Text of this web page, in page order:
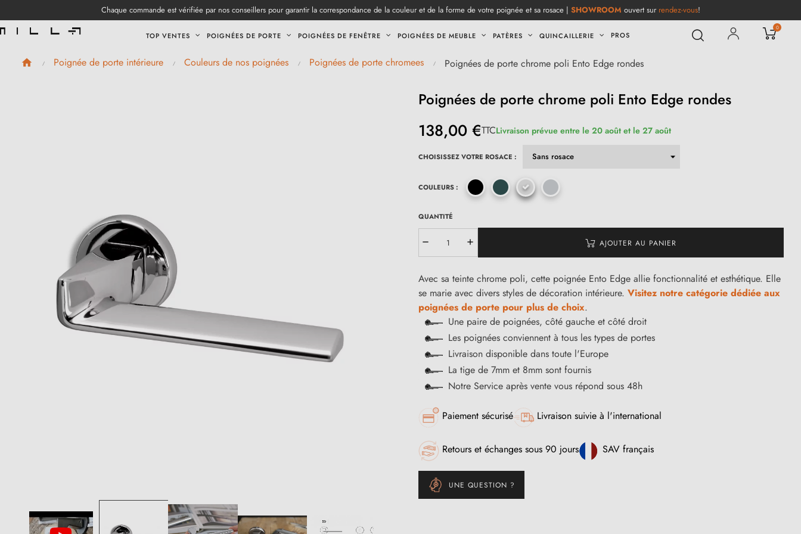
Chaque commande est vérifiée par nos conseillers pour garantir la correspondance de la couleur et de la forme de votre poignée et sa rosace | SHOWROOM ouvert sur rendez-vous!
TOP VENTES POIGNÉES DE PORTE POIGNÉES DE FENÊTRE POIGNÉES DE MEUBLE PATÈRES QUINCAILLERIE PROS
0
Poignée de porte intérieure Couleurs de nos poignées Poignées de porte chromees Poignées de porte chrome poli Ento Edge rondes
Poignées de porte chrome poli Ento Edge rondes
138,00 €TTCLivraison prévue entre le 20 août et le 27 août
CHOISISSEZ VOTRE ROSACE :
COULEURS :
QUANTITÉ
AJOUTER AU PANIER
Avec sa teinte chrome poli, cette poignée Ento Edge allie fonctionnalité et esthétique. Elle
se marie avec divers styles de décoration intérieure. Visitez notre catégorie dédiée aux
poignées de porte pour plus de choix.
Une paire de poignées, côté gauche et côté droit
Les poignées conviennent à tous les types de portes
Livraison disponible dans toute l'Europe
La tige de 7mm et 8mm sont fournis
Notre Service après vente vous répond sous 48h
Paiement sécurisé Livraison suivie à l'international
Retours et échanges sous 90 jours SAV français
UNE QUESTION ?